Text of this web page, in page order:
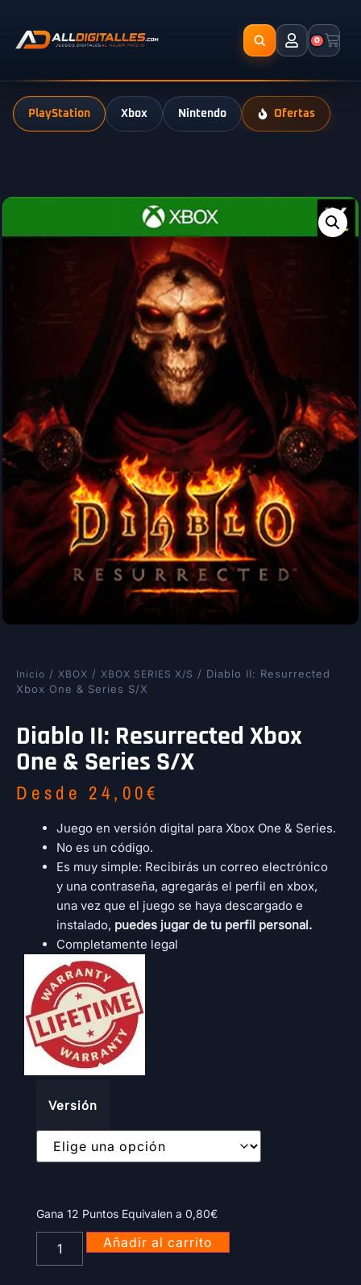
0
PlayStation Xbox Nintendo Ofertas
Inicio / XBOX / XBOX SERIES X/S / Diablo II: Resurrected
Xbox One & Series S/X
Diablo II: Resurrected Xbox
One & Series S/X
Desde 24,00€
Juego en versión digital para Xbox One & Series.
No es un código.
Es muy simple: Recibirás un correo electrónico
y una contraseña, agregarás el perfil en xbox,
una vez que el juego se haya descargado e
instalado, puedes jugar de tu perfil personal.
Completamente legal
Versión
Gana 12 Puntos Equivalen a 0,80€
Añadir al carrito